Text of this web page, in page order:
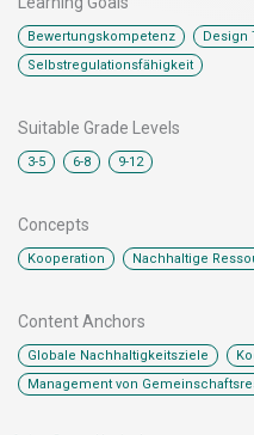
Bewertungskompetenz Design
Selbstregulationsfähigkeit
Suitable Grade Levels
3-5 6-8 9-12
Concepts
Kooperation Nachhaltige
Content Anchors​
Globale Nachhaltigkeitsziele
Management von